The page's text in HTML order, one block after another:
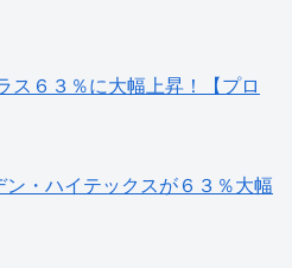
６３％に大幅上昇！【プロ
・ハイテックスが６３％大幅